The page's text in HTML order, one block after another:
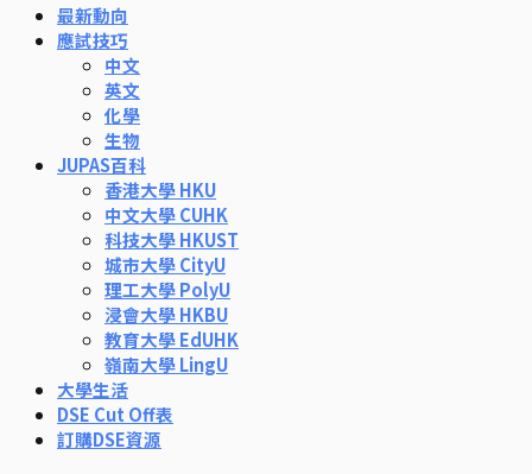
最新動向
應試技巧
中文
英文
化學
生物
JUPAS百科
香港大學 HKU
中文大學 CUHK
科技大學 HKUST
城市大學 CityU
理工大學 PolyU
浸會大學 HKBU
教育大學 EdUHK
嶺南大學 LingU
大學生活
DSE Cut Off表
訂購DSE資源